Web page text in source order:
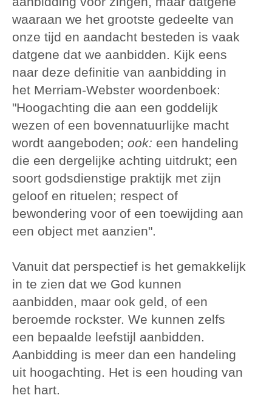
waaraan we het grootste gedeelte van
onze tijd en aandacht besteden is vaak
datgene dat we aanbidden. Kijk eens
naar deze definitie van aanbidding in
het Merriam-Webster woordenboek:
"Hoogachting die aan een goddelijk
wezen of een bovennatuurlijke macht
wordt aangeboden; ook: een handeling
die een dergelijke achting uitdrukt; een
soort godsdienstige praktijk met zijn
geloof en rituelen; respect of
bewondering voor of een toewijding aan
een object met aanzien".
Vanuit dat perspectief is het gemakkelijk
in te zien dat we God kunnen
aanbidden, maar ook geld, of een
beroemde rockster. We kunnen zelfs
een bepaalde leefstijl aanbidden.
Aanbidding is meer dan een handeling
uit hoogachting. Het is een houding van
het hart.